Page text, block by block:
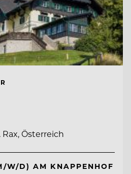
Rax, Österreich
W/D) AM KNAPPENHOF